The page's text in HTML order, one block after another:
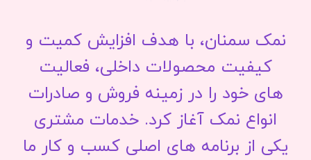
نمک سمنان، با هدف افزایش کمیت و
کیفیت محصولات داخلی، فعالیت
های خود را در زمینه فروش و صادرات
انواع نمک آغاز کرد. خدمات مشتری
یکی از برنامه های اصلی کسب و کار ما